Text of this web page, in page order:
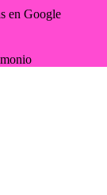
en Google